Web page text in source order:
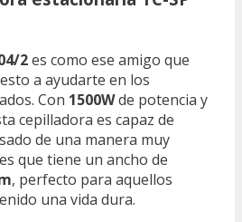
2es como ese amigo que
a ayudarte en los
Con 1500Wde potencia y
cepilladora es capaz de
de una manera muy
que tiene un ancho de
, perfecto para aquellos
una vida dura.